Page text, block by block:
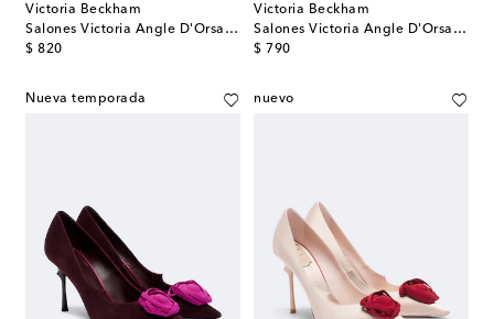
Victoria Beckham
Salones Victoria Angle D'Orsay de piel
$ 820
original price
Victoria Beckham
Salones Victoria Angle D'Orsay de ante
$ 790
original price
Nueva temporada nuevo